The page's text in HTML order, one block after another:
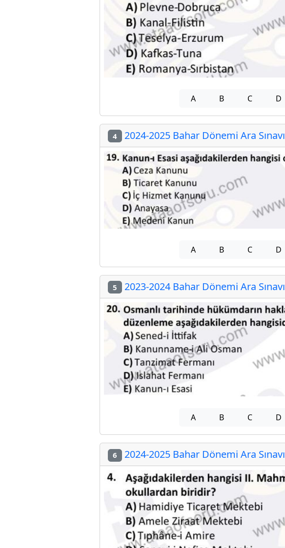
A B C D
4 2024-2025 Bahar Dönemi Ara Sınavı
A B C D
5 2023-2024 Bahar Dönemi Ara Sınavı
A B C D
6 2024-2025 Bahar Dönemi Ara Sınavı